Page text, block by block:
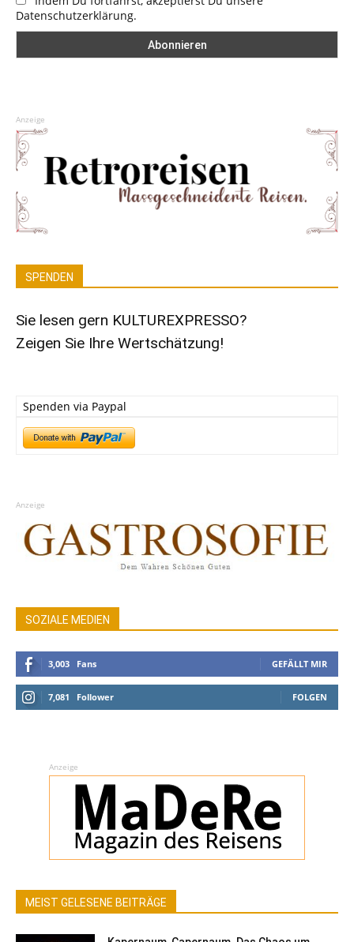
Datenschutzerklärung.
Anzeige
SPENDEN
Sie lesen gern KULTUREXPRESSO?
Zeigen Sie Ihre Wertschätzung!
Spenden via Paypal
Anzeige
SOZIALE MEDIEN
3,003 Fans GEFÄLLT MIR
7,081 Follower FOLGEN
Anzeige
MEIST GELESENE BEITRÄGE